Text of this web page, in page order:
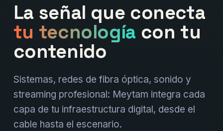
La señal que conecta
tu tecnología con tu
contenido
Sistemas, redes de fibra óptica, sonido y
streaming profesional: Meytam integra cada
capa de tu infraestructura digital, desde el
cable hasta el escenario.